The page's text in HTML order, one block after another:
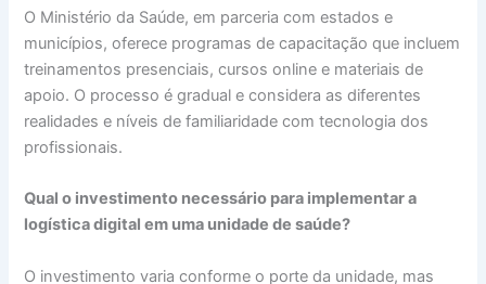
O Ministério da Saúde, em parceria com estados e
municípios, oferece programas de capacitação que incluem
treinamentos presenciais, cursos online e materiais de
apoio. O processo é gradual e considera as diferentes
realidades e níveis de familiaridade com tecnologia dos
profissionais.
Qual o investimento necessário para implementar a
logística digital em uma unidade de saúde?
O investimento varia conforme o porte da unidade, mas